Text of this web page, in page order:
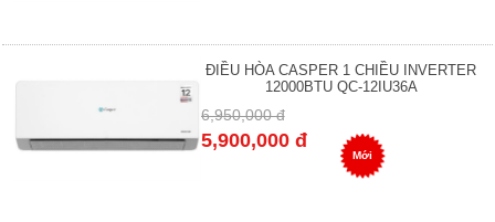
ĐIỀU HÒA CASPER 1 CHIỀU INVERTER
12000BTU QC-12IU36A
6,950,000 đ
5,900,000 đ
Mới